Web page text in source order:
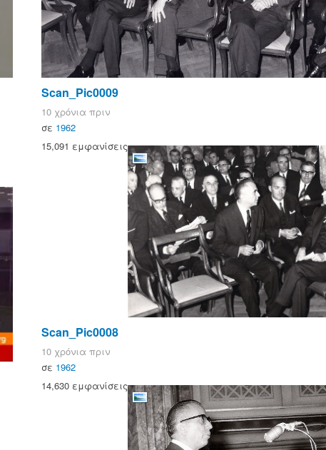
Scan_Pic0009
10 χρόνια πριν
σε 1962
15,091 εμφανίσεις
Scan_Pic0008
10 χρόνια πριν
σε 1962
14,630 εμφανίσεις